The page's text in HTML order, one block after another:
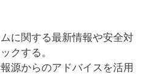
に関する最新情報や安全対
クする。
源からのアドバイスを活用